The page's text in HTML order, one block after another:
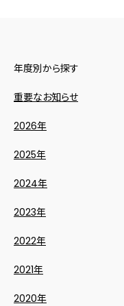
年度別から探す
重要なお知らせ
2026年
2025年
2024年
2023年
2022年
2021年
2020年